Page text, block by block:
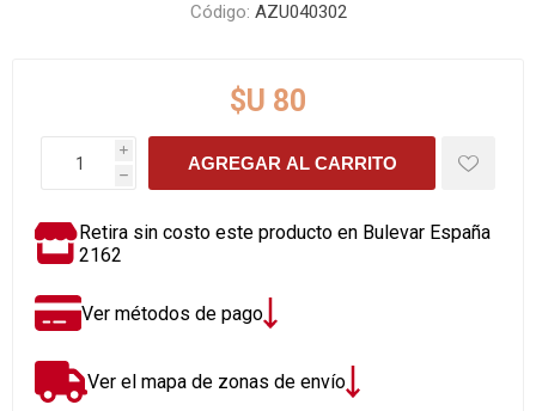
Código: AZU040302
$U 80
i
h
AGREGAR AL CARRITO
Retira sin costo este producto en Bulevar España
2162
Ver métodos de pago
Ver el mapa de zonas de envío